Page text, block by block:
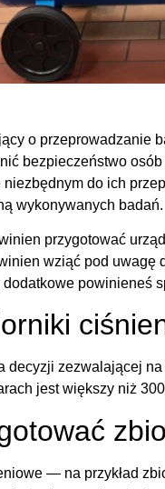
o przeprowadzanie
bezpieczeństwo
niezbędnym do ich
wykonywanych badań.
przygotować
wziąć pod uwagę
powinieneś
decyzji zezwalającej
jest większy niż
— na przykład